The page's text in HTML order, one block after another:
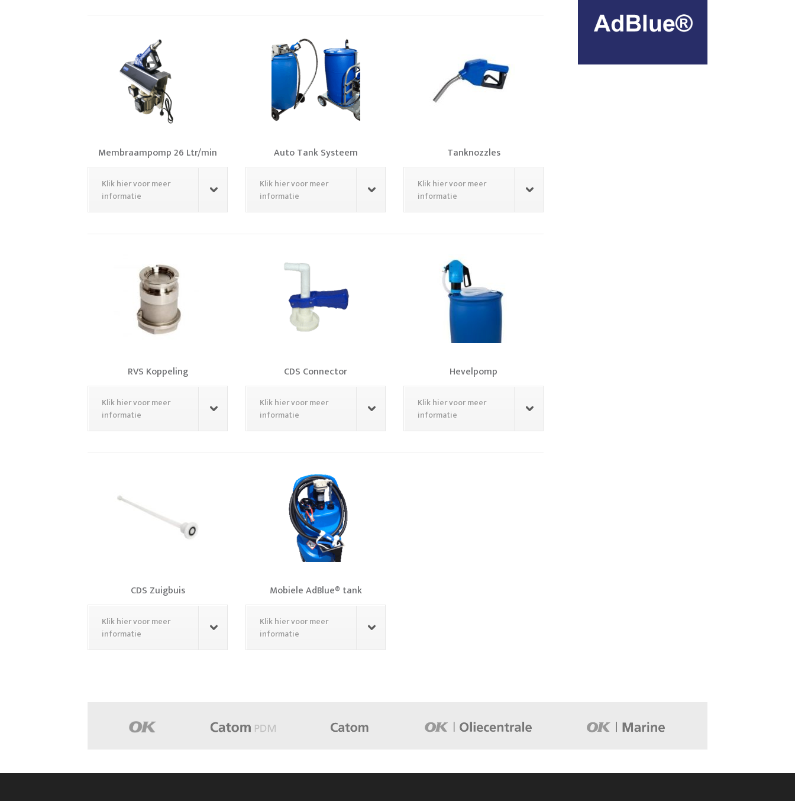
Membraampomp 26 Ltr/min
Klik hier voor meer
informatie
Auto Tank Systeem
Klik hier voor meer
informatie
Tanknozzles
Klik hier voor meer
informatie
RVS Koppeling
Klik hier voor meer
informatie
CDS Connector
Klik hier voor meer
informatie
Hevelpomp
Klik hier voor meer
informatie
CDS Zuigbuis
Klik hier voor meer
informatie
Mobiele AdBlue® tank
Klik hier voor meer
informatie